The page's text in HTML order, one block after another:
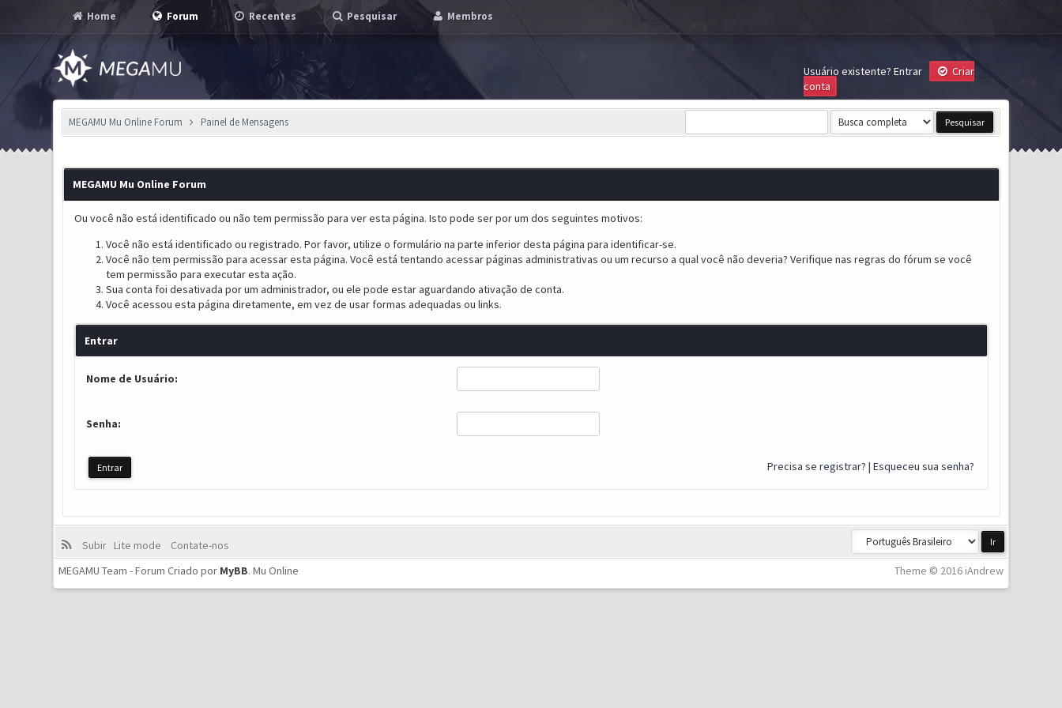
Home Forum Recentes Pesquisar Membros
Usuário existente? Entrar
Criar
conta
MEGAMU Mu Online Forum Painel de Mensagens
MEGAMU Mu Online Forum
Ou você não está identificado ou não tem permissão para ver esta página. Isto pode ser por um dos seguintes motivos:
Você não está identificado ou registrado. Por favor, utilize o formulário na parte inferior desta página para identificar-se.
Você não tem permissão para acessar esta página. Você está tentando acessar páginas administrativas ou um recurso a qual você não deveria? Verifique nas regras do fórum se você
tem permissão para executar esta ação.
Sua conta foi desativada por um administrador, ou ele pode estar aguardando ativação de conta.
Você acessou esta página diretamente, em vez de usar formas adequadas ou links.
Entrar
Nome de Usuário:
Senha:
Precisa se registrar? | Esqueceu sua senha?
Subir Lite mode
Contate-nos
Theme © 2016 iAndrew
MEGAMU Team - Forum Criado por MyBB.Mu Online